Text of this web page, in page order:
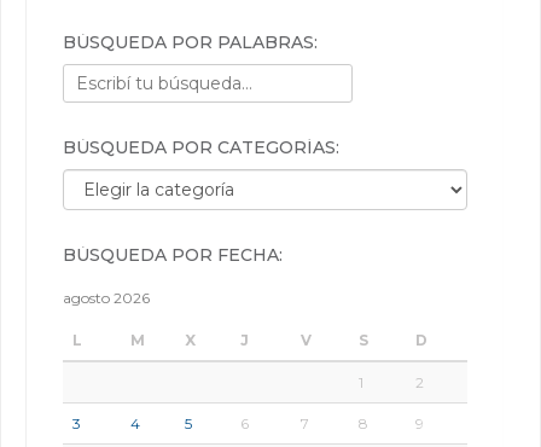
BÚSQUEDA POR PALABRAS:
BÚSQUEDA POR CATEGORÍAS:
Búsqueda por categorías:
BÚSQUEDA POR FECHA:
agosto 2026
L M X J V S D
1 2
3 4 5 6 7 8 9